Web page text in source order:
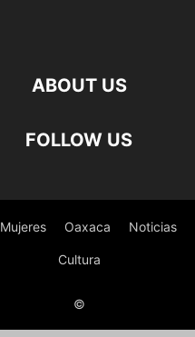
ABOUT US
FOLLOW US
Mujeres Oaxaca Noticias
Cultura
©